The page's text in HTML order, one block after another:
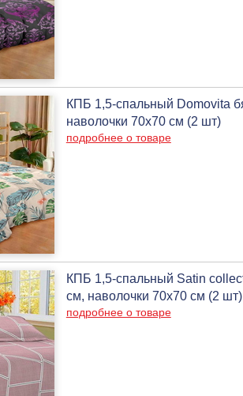
КПБ 1,5-спальный Domovita
наволочки 70х70 см (2 шт)
подробнее о товаре
КПБ 1,5-спальный Satin
см, наволочки 70х70 см (2 шт)
подробнее о товаре